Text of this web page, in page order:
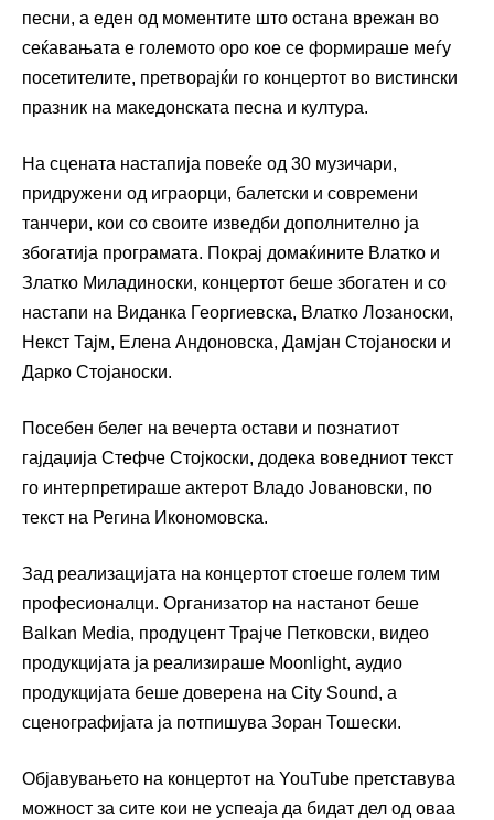
песни, а еден од моментите што остана врежан во
сеќавањата е големото оро кое се формираше меѓу
посетителите, претворајќи го концертот во вистински
празник на македонската песна и култура.
На сцената настапија повеќе од 30 музичари,
придружени од играорци, балетски и современи
танчери, кои со своите изведби дополнително ја
збогатија програмата. Покрај домаќините Влатко и
Златко Миладиноски, концертот беше збогатен и со
настапи на Виданка Георгиевска, Влатко Лозаноски,
Некст Тајм, Елена Андоновска, Дамјан Стојаноски и
Дарко Стојаноски.
Посебен белег на вечерта остави и познатиот
гајдаџија Стефче Стојкоски, додека воведниот текст
го интерпретираше актерот Владо Јовановски, по
текст на Регина Икономовска.
Зад реализацијата на концертот стоеше голем тим
професионалци. Организатор на настанот беше
Balkan Media, продуцент Трајче Петковски, видео
продукцијата ја реализираше Moonlight, аудио
продукцијата беше доверена на City Sound, а
сценографијата ја потпишува Зоран Тошески.
Објавувањето на концертот на YouTube претставува
можност за сите кои не успеаја да бидат дел од оваа